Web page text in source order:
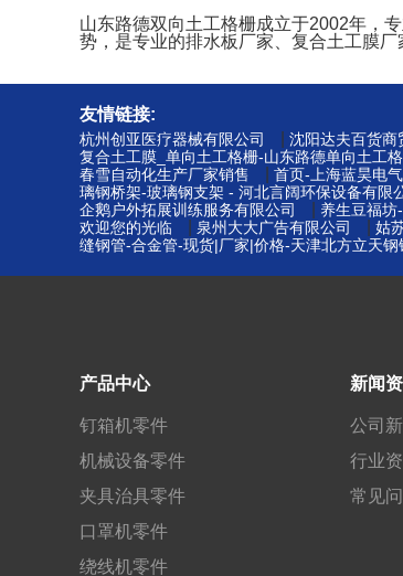
山东路德双向土工格栅成立于2002年，
势，是专业的排水板厂家、复合土工膜厂
友情链接:
杭州创亚医疗器械有限公司 沈阳达夫百货商
复合土工膜_单向土工格栅-山东路德单向土工
春雪自动化生产厂家销售
首页-上海蓝昊电
璃钢桥架-玻璃钢支架 - 河北言阔环保设备有限
企鹅户外拓展训练服务有限公司
养生豆福坊
欢迎您的光临
泉州大大广告有限公司 姑
缝钢管-合金管-现货|厂家|价格-天津北方立天钢
产品中心
钉箱机零件
机械设备零件
夹具治具零件
口罩机零件
绕线机零件
新闻
公司
行业
常见